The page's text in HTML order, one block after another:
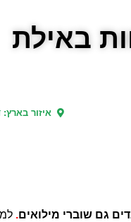
באילת
איזור בארץ:
גם שוברי מילואים.